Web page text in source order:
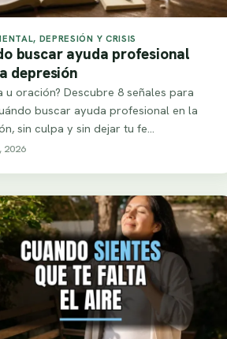
DEPRESIÓN Y CRISIS
buscar ayuda profesional
depresión
u oración? Descubre 8 señales para
buscar ayuda profesional en la
sin culpa y sin dejar tu fe…
2026